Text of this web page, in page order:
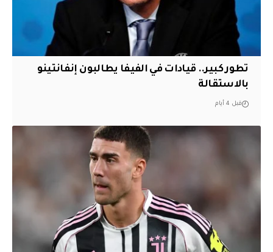
تطور كبير.. قيادات في الفيفا يطالبون إنفانتينو
بالاستقالة
قبل 4 أيام